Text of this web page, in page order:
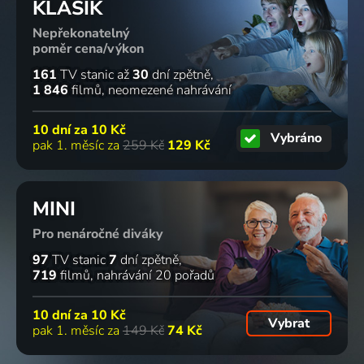
%
Jak si
vybrat
správné
šaty
2007-2022 | USA | Reality TV
Veľká
vojna v
číslach
2017 | Historický
Zvířecí
smysly
Mistři
starých
řemesel
2008-2021 | Folk & lidové
70%
4 díly
Přiměřená
pochybnost
2017 | USA | Krimi, Mysteriózní, Reality TV
41 dílů
2009-2026 | Historický
52%
3 díly
největších
tajemství a
záhad
2016-2017 | Velká Británie, USA, Česká republika | Science Fiction
Štefan
Margita
2017 | Slavní lidé
2 díly
Na cestě
po Maltě
79%
93 dílů
Evil Lives
Here
65%
6 dílů
Hraniční
Na cestě
po
KLASIK
Nepřekonatelný
poměr cena/výkon
161 TV stanic až30 dní zpětně
1 846 filmů neomezené nahrávání
10 dní za 10 Kč
pak 1. měsíc za 259 Kč 129 Kč Vybráno
MINI
Pro nenáročné diváky
97 TV stanic7 dní zpětně
719 filmů nahrávání 20 pořadů
10 dní za 10 Kč
pak 1. měsíc za 149 Kč74 Kč Vybrat